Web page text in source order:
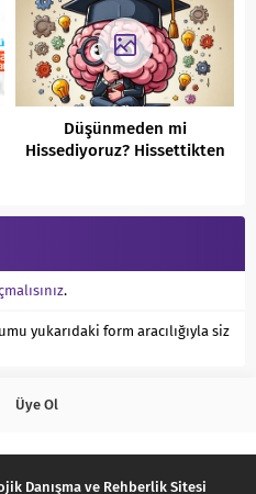
Düşünmeden mi
Hissediyoruz? Hissettikten
.
yukarıdaki form aracılığıyla siz
Üye Ol
Danışma ve Rehberlik Sitesi